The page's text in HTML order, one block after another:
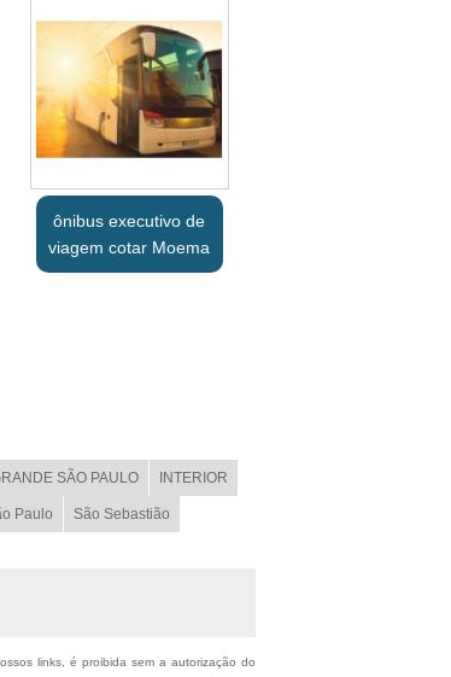
ônibus executivo de
viagem cotar Moema
SÃO PAULO INTERIOR
Paulo São Sebastião
links, é proibida sem a autorização do